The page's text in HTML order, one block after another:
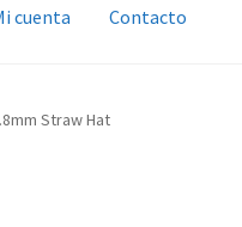
cuenta Contacto
Straw Hat